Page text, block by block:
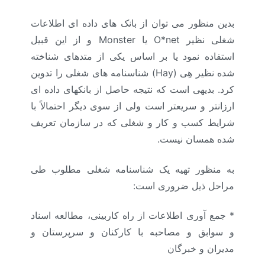
بدین منظور می توان از بانک های داده ای اطلاعات
شغلی نظیر O*net یاMonster و از این قبیل
استفاده نمود یا بر اساس یکی از متدهای شناخته
شده نظیر هِی (Hay)
شناسنامه های شغلی را تدوین
کرد. بدیهی است که نتیجه حاصل از بانکهای داده ای
ارزانتر و سریعتر است ولی از سوی دیگر احتمالاً با
شرایط کسب و کار و شغلی که در سازمان تعریف
شده همسان نیست.
به منظور تهیه یک شناسنامه شغلی مطلوب طی
مراحل ذیل ضروری است:
* جمع آوری اطلاعات از راه کاربینی، مطالعه اسناد
و سوابق و مصاحبه با کارکنان و سرپرستان و
مدیران و خبرگان